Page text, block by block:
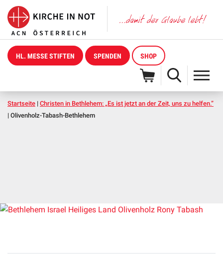
HL. MESSE STIFTEN SPENDEN SHOP
Startseite | Christen in Bethlehem: „Es ist jetzt an der Zeit, uns zu helfen.”
| Olivenholz-Tabash-Bethlehem